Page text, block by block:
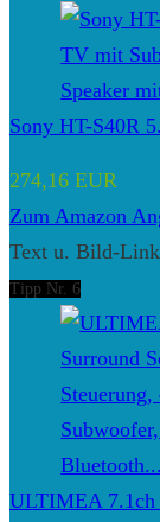
Sony HT-S40R
274,16 EUR
Zum Amazon
Text u. Bild-
Tipp Nr. 6
ULTIMEA 7.1ch